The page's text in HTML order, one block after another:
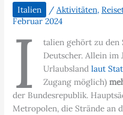
Italien /Aktivitäten,
Februar 2024
I
talien gehört zu den
Deutscher. Allein im
Urlaubsland laut
Zugang möglich)
der Bundesrepublik.
Metropolen, die Strände an